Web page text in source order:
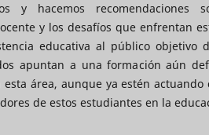
y hacemos recomendaciones
y los desafíos que enfrentan
educativa al público objetivo
apuntan a una formación aún
esta área, aunque ya estén
de estos estudiantes en la